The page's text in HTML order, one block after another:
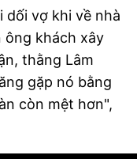
dối vợ khi về nhà
ông khách xây
thằng Lâm
gặp nó bằng
còn mệt hơn",